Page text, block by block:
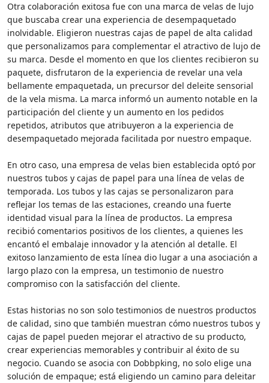
Otra colaboración exitosa fue con una marca de velas de lujo
que buscaba crear una experiencia de desempaquetado
inolvidable. Eligieron nuestras cajas de papel de alta calidad
que personalizamos para complementar el atractivo de lujo de
su marca. Desde el momento en que los clientes recibieron su
paquete, disfrutaron de la experiencia de revelar una vela
bellamente empaquetada, un precursor del deleite sensorial
de la vela misma. La marca informó un aumento notable en la
participación del cliente y un aumento en los pedidos
repetidos, atributos que atribuyeron a la experiencia de
desempaquetado mejorada facilitada por nuestro empaque.
En otro caso, una empresa de velas bien establecida optó por
nuestros tubos y cajas de papel para una línea de velas de
temporada. Los tubos y las cajas se personalizaron para
reflejar los temas de las estaciones, creando una fuerte
identidad visual para la línea de productos. La empresa
recibió comentarios positivos de los clientes, a quienes les
encantó el embalaje innovador y la atención al detalle. El
exitoso lanzamiento de esta línea dio lugar a una asociación a
largo plazo con la empresa, un testimonio de nuestro
compromiso con la satisfacción del cliente.
Estas historias no son solo testimonios de nuestros productos
de calidad, sino que también muestran cómo nuestros tubos y
cajas de papel pueden mejorar el atractivo de su producto,
crear experiencias memorables y contribuir al éxito de su
negocio. Cuando se asocia con Dobbpking, no solo elige una
solución de empaque; está eligiendo un camino para deleitar